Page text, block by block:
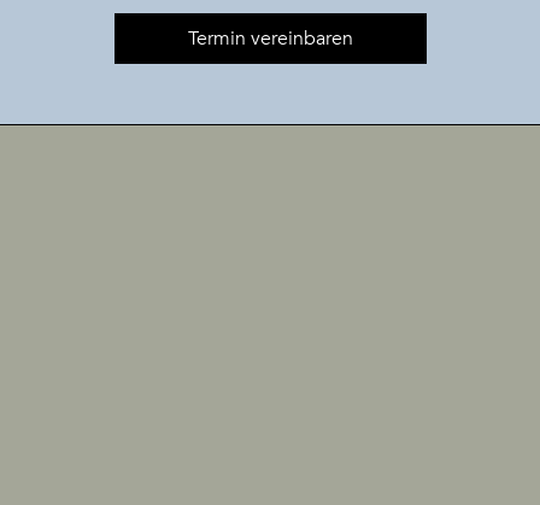
Termin vereinbaren